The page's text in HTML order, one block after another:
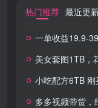
热门推荐 最近更
一单收益19.9-399，一个蓝
美女套图1TB，
小吃配方6TB 刚
多多视频带货，纯搬运